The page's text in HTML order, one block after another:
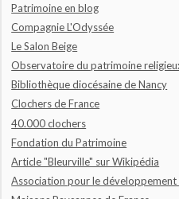
Patrimoine en blog
Compagnie L'Odyssée
Le Salon Beige
Observatoire du patrimoine
Bibliothèque diocésaine de Nancy
Clochers de France
40.000 clochers
Fondation du Patrimoine
Article "Bleurville" sur Wikipédia
Association pour le développement